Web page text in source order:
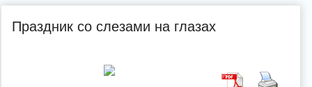
Праздник со слезами на глазах